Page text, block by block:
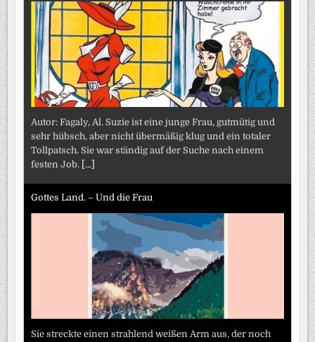
Autor: Fagaly, Al. Suzie ist eine junge Frau, gutmütig und
sehr hübsch, aber nicht übermäßig klug und ein totaler
Tollpatsch. Sie war ständig auf der Suche nach einem
festen Job. [...]
Gottes Land. – Und die Frau
Sie streckte einen strahlend weißen Arm aus, der noch